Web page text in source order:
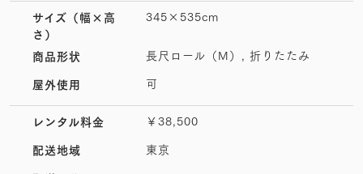
サイズ （幅×高
さ）
345×535cm
商品形状 長尺ロール（M）, 折りたたみ
屋外使用 可
レンタル料金 ￥38,500
配送地域 東京